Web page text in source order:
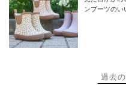
ンブーツのい
過去